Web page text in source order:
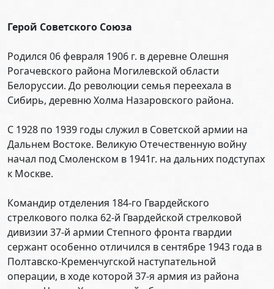
Герой Советского Союза
Родился 06 февраля 1906 г. в деревне Олешня
Рогачевского района Могилевской области
Белоруссии. До революции семья переехала в
Сибирь, деревню Холма Назаровского района.
С 1928 по 1939 годы служил в Советской армии на
Дальнем Востоке. Великую Отечественную войну
начал под Смоленском в 1941г. на дальних подступах
к Москве.
Командир отделения 184-го Гвардейского
стрелкового полка 62-й Гвардейской стрелковой
дивизии 37-й армии Степного фронта гвардии
сержант особенно отличился в сентябре 1943 года в
Полтавско-Кременчугской наступательной
операции, в ходе которой 37-я армия из района